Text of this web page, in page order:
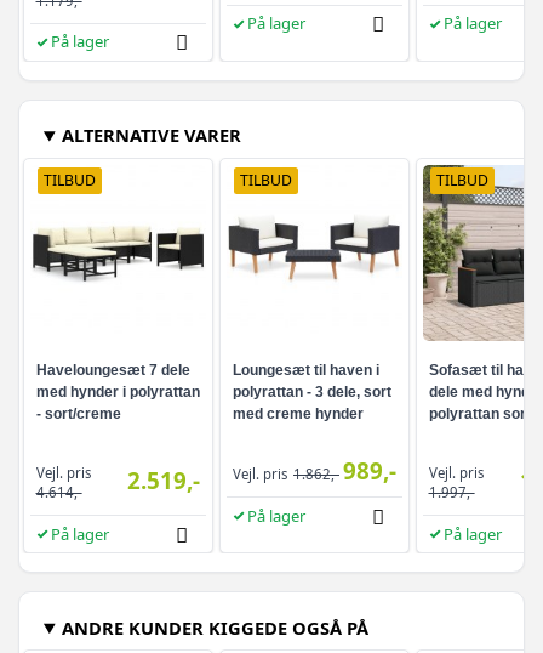
På lager
På lager På lager
ALTERNATIVE VARER
TILBUD
Haveloungesæt 7 dele
med hynder i polyrattan
- sort/creme
Vejl. pris
4.614,-
2.519,-
På lager
TILBUD
Loungesæt til haven i
polyrattan - 3 dele, sort
med creme hynder
Vejl. pris 1.862,- 989,-
På lager
TILBUD
Sofasæt til
dele med
polyrattan sort
Vejl. pris
1.997,-
På lager
ANDRE KUNDER KIGGEDE OGSÅ PÅ